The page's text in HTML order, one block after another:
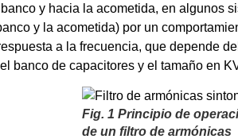
y hacia la acometida, en algunos
y la acometida) por un
a la frecuencia, que depende
banco de capacitores y el tamaño en
Fig. 1 Principio de
de un filtro de armónicas